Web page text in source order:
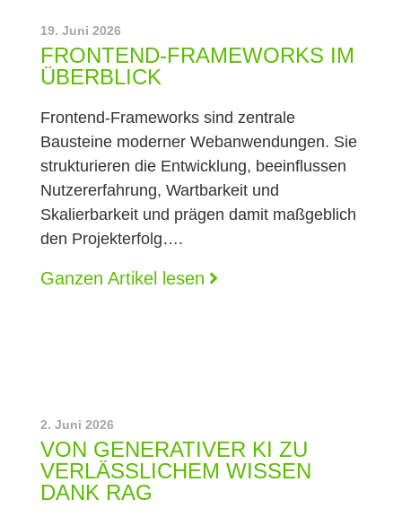
19. Juni 2026
FRONTEND‑FRAMEWORKS IM
ÜBERBLICK
Frontend‑Frameworks sind zentrale
Bausteine moderner Webanwendungen. Sie
strukturieren die Entwicklung, beeinflussen
Nutzererfahrung, Wartbarkeit und
Skalierbarkeit und prägen damit maßgeblich
den Projekterfolg….
Ganzen Artikel lesen
2. Juni 2026
VON GENERATIVER KI ZU
VERLÄSSLICHEM WISSEN
DANK RAG